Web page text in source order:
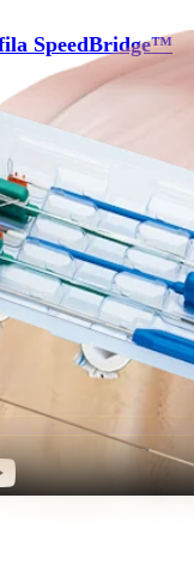
SpeedBridge™
SpeedBridge™
ayudarlo?
oportunidades educativas
hay de nuevo en